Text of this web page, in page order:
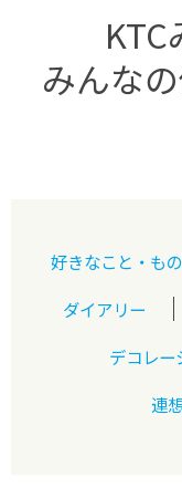
みんな
好きなこと・もの
ダイアリー
デコレー
連